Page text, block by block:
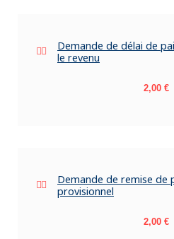
Demande de délai de
le revenu
Prix
2,00 €
Demande de remise de
provisionnel
Prix
2,00 €